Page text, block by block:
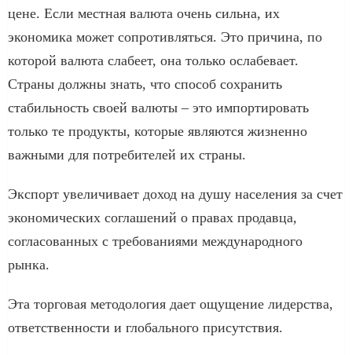
цене. Если местная валюта очень сильна, их
экономика может сопротивляться. Это причина, по
которой валюта слабеет, она только ослабевает.
Страны должны знать, что способ сохранить
стабильность своей валюты – это импортировать
только те продукты, которые являются жизненно
важными для потребителей их страны.
Экспорт увеличивает доход на душу населения за счет
экономических соглашений о правах продавца,
согласованных с требованиями международного
рынка.
Эта торговая методология дает ощущение лидерства,
ответственности и глобального присутствия.